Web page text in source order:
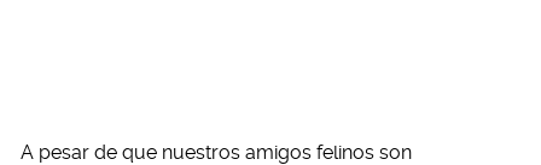
A pesar de que nuestros amigos felinos son